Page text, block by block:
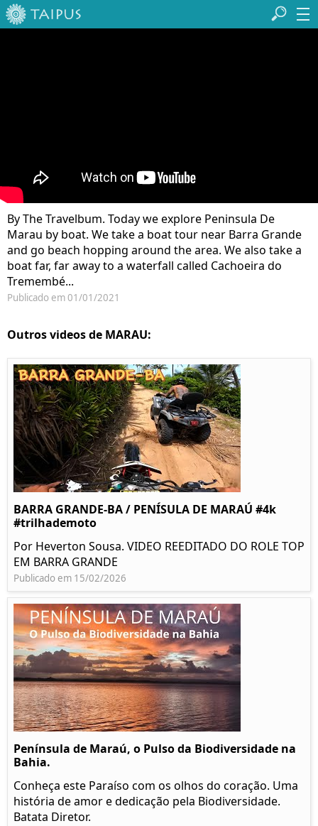
By The Travelbum. Today we explore Peninsula De
Marau by boat. We take a boat tour near Barra Grande
and go beach hopping around the area. We also take a
boat far, far away to a waterfall called Cachoeira do
Tremembé...
Publicado em 01/01/2021
Outros videos de MARAU:
BARRA GRANDE-BA / PENÍSULA DE MARAÚ #4k
#trilhademoto
Por Heverton Sousa. VIDEO REEDITADO DO ROLE TOP
EM BARRA GRANDE
Publicado em 15/02/2026
Península de Maraú, o Pulso da Biodiversidade na
Bahia.
Conheça este Paraíso com os olhos do coração. Uma
história de amor e dedicação pela Biodiversidade.
Batata Diretor.